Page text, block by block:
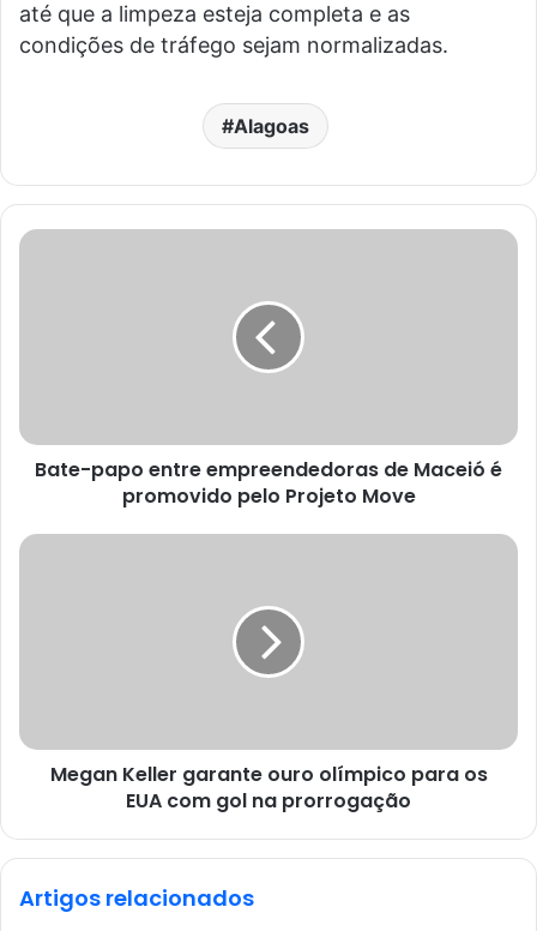
até que a limpeza esteja completa e as
condições de tráfego sejam normalizadas.
Alagoas
Bate-papo entre empreendedoras de Maceió é
promovido pelo Projeto Move
Megan Keller garante ouro olímpico para os
EUA com gol na prorrogação
Artigos relacionados